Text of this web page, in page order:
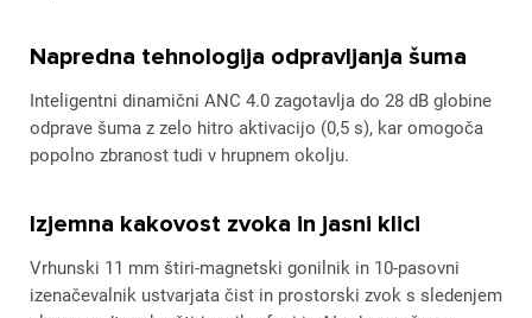
Napredna tehnologija odpravljanja šuma
Inteligentni dinamični ANC 4.0 zagotavlja do 28 dB globine
odprave šuma z zelo hitro aktivacijo (0,5 s), kar omogoča
popolno zbranost tudi v hrupnem okolju.
Izjemna kakovost zvoka in jasni klici
Vrhunski 11 mm štiri-magnetski gonilnik in 10-pasovni
izenačevalnik ustvarjata čist in prostorski zvok s sledenjem